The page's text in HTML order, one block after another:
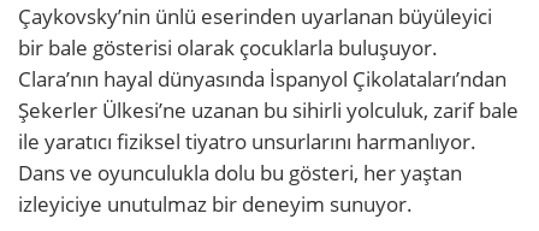
Çaykovsky’nin ünlü eserinden uyarlanan büyüleyici
bir bale gösterisi olarak çocuklarla buluşuyor.
Clara’nın hayal dünyasında İspanyol Çikolataları’ndan
Şekerler Ülkesi’ne uzanan bu sihirli yolculuk, zarif bale
ile yaratıcı fiziksel tiyatro unsurlarını harmanlıyor.
Dans ve oyunculukla dolu bu gösteri, her yaştan
izleyiciye unutulmaz bir deneyim sunuyor.